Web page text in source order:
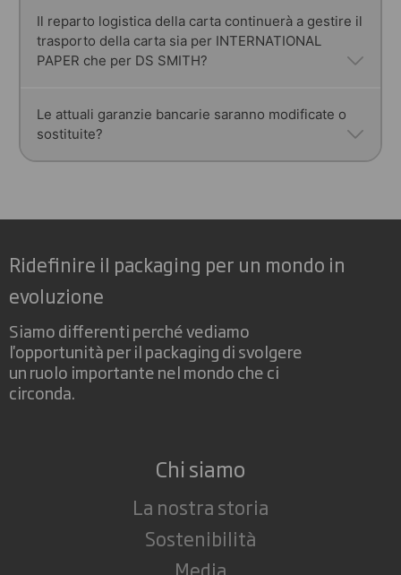
Esamineremo tutti i materiali e le specifiche
attuali e valuteremo eventuali modifiche
necessarie. Eventuali modifiche saranno discusse
seconda dell’impatto delle eventuali modifiche e al
momento non abbiamo stabilito un lasso di
Il reparto logistica della carta continuerà a gestire il
trasporto della carta sia per INTERNATIONAL
PAPER che per DS SMITH?
Nel breve termine tutte le operazioni rimangono
invariate. Eventuali modifiche al processo
operativo, qualora dovessero avvenire, vi saranno
Le attuali garanzie bancarie saranno modificate o
sostituite?
Ridefinire il packaging per un mondo in
evoluzione
Siamo differenti perché vediamo
l'opportunità per il packaging di svolgere
un ruolo importante nel mondo che ci
circonda.
Chi siamo
La nostra storia
Sostenibilità
Media